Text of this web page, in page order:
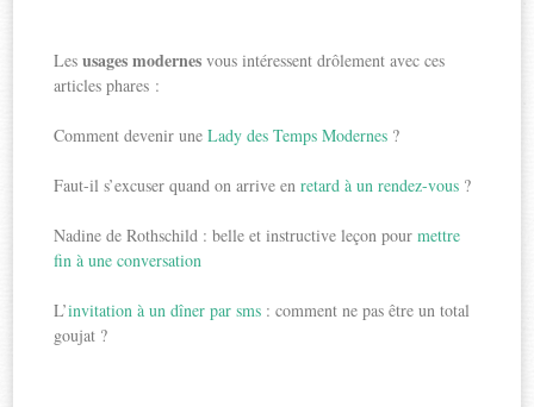
Lesusages modernes vous intéressent drôlement avec ces
articles phares :
Comment devenir uneLady des Temps Modernes ?
Faut-il s’excuser quand on arrive enretard à un rendez-vous ?
Nadine de Rothschild : belle et instructive leçon pourmettre
fin à une conversation
L’invitation à un dîner par sms : comment ne pas être un total
goujat ?